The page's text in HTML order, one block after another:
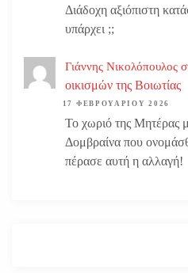
Διάδοχη αξιόπιστη
υπάρχει ;;
Γιάννης Νικολόπουλος
οικισμών της Βοιωτίας
17 ΦΕΒΡΟΥΑΡΊΟΥ 2026
Το χωριό της Μητέρας
Δομβραίνα που
πέρασε αυτή η αλλαγή!